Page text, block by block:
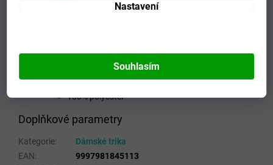
Nastavení
Souhlasím
Omezuje nepříjemné pachy
100% polyester
Doplňkové parametry
Kategorie:
Dámské trika
EAN:
9997981845113